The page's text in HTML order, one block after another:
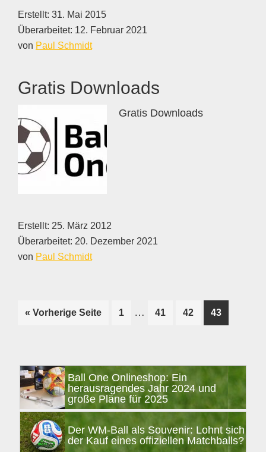
Erstellt: 31. Mai 2015
Überarbeitet: 12. Februar 2021
von Paul Schmidt
Gratis Downloads
Gratis Downloads
Erstellt: 25. März 2012
Überarbeitet: 20. Dezember 2021
von Paul Schmidt
« Vorherige Seite
Seite
1
Weggelassene
Zwischenseiten
… Seite
41 Seite
42 Seite
43
SeitenspalteBall One Onlineshop: Ein
herausragendes Jahr 2024 und
große Pläne für 2025
Der WM-Ball als Souvenir: Lohnt sich
der Kauf eines offiziellen Matchballs?